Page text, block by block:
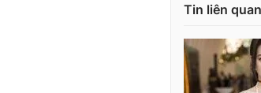
Tin liên quan